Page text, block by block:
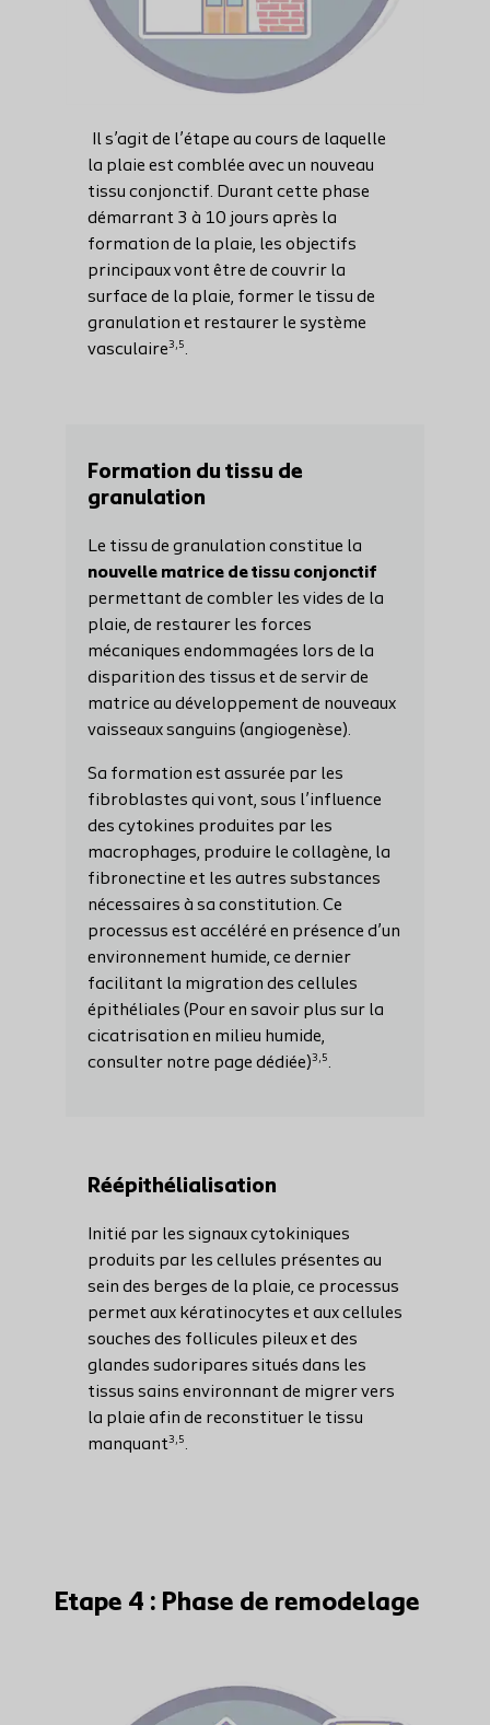
Il s’agit de l’étape au cours de laquelle
la plaie est comblée avec un nouveau
tissu conjonctif. Durant cette phase
démarrant 3 à 10 jours après la
formation de la plaie, les objectifs
principaux vont être de couvrir la
surface de la plaie, former le tissu de
granulation et restaurer le système
vasculaire3,5.
Formation du tissu de
granulation
Le tissu de granulation constitue la
nouvelle matrice de tissu conjonctif
permettant de combler les vides de la
plaie, de restaurer les forces
mécaniques endommagées lors de la
disparition des tissus et de servir de
matrice au développement de nouveaux
vaisseaux sanguins (angiogenèse).
Sa formation est assurée par les
fibroblastes qui vont, sous l’influence
des cytokines produites par les
macrophages, produire le collagène, la
fibronectine et les autres substances
nécessaires à sa constitution. Ce
processus est accéléré en présence d’un
environnement humide, ce dernier
facilitant la migration des cellules
épithéliales (Pour en savoir plus sur la
cicatrisation en milieu humide,
consulter notre page dédiée)3,5.
Réépithélialisation
Initié par les signaux cytokiniques
produits par les cellules présentes au
sein des berges de la plaie, ce processus
permet aux kératinocytes et aux cellules
souches des follicules pileux et des
glandes sudoripares situés dans les
tissus sains environnant de migrer vers
la plaie afin de reconstituer le tissu
manquant3,5.
Etape 4 : Phase de remodelage